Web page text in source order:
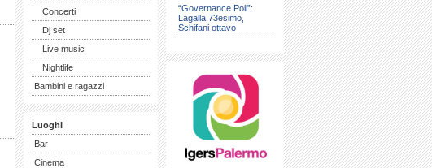
Concerti
Dj set
Live music
Nightlife
Bambini e ragazzi
Luoghi
Bar
Cinema
“Governance Poll”:
Lagalla 73esimo,
Schifani ottavo